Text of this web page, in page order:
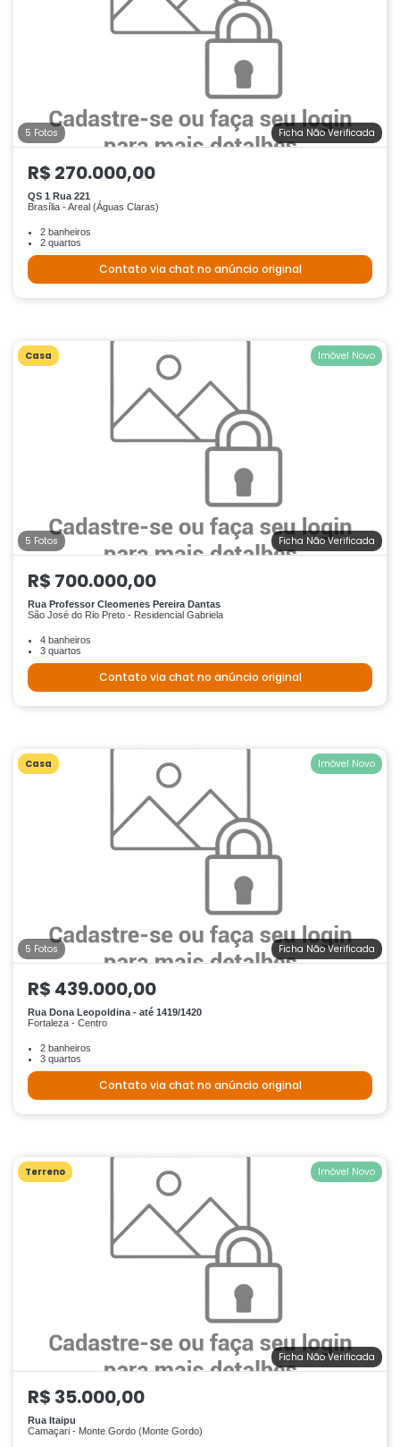
5 Fotos Ficha Não Verificada
R$ 270.000,00
QS 1 Rua 221
Brasília - Areal (Águas Claras)
2 banheiros
2 quartos
Contato via chat no anúncio original
Casa
5 Fotos Ficha Não Verificada
Imóvel Novo
R$ 700.000,00
Rua Professor Cleomenes Pereira Dantas
São José do Rio Preto - Residencial Gabriela
4 banheiros
3 quartos
Contato via chat no anúncio original
Casa
5 Fotos Ficha Não Verificada
Imóvel Novo
R$ 439.000,00
Rua Dona Leopoldina - até 1419/1420
Fortaleza - Centro
2 banheiros
3 quartos
Contato via chat no anúncio original
Terreno
Ficha Não Verificada
Imóvel Novo
R$ 35.000,00
Rua Itaipu
Camaçari - Monte Gordo (Monte Gordo)